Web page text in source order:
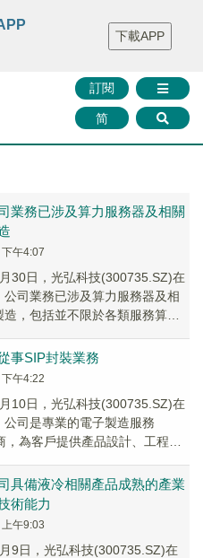
財華證券 媒體矩陣
智庫沙龍
聯絡我們
訂閱
简
下載APP
業務已涉及算力服務器及相關
午4:07
月30日，光弘科技(300735.SZ)在
公司業務已涉及算力服務器及相
，包括並不限於各類服務算力
事SIP封裝業務
午4:22
月10日，光弘科技(300735.SZ)在
司是專業的電子製造服務
，為客戶提供產品設計、工程開
具備液冷相關產品成熟的產業
術能力
午9:03
月9日，光弘科技(300735.SZ)在